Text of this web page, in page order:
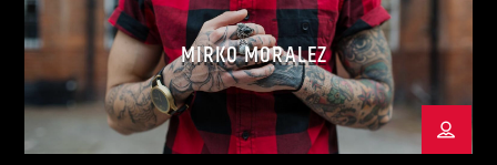
MIRKO MORALEZ